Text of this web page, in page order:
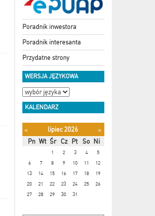
Poradnik inwestora
Poradnik interesanta
Przydatne strony
WERSJA JĘZYKOWA
KALENDARZ
« lipiec 2026
»
Pn Wt Śr Cz Pt So Ni
1 2 3 4
5
6
7 8 9 10 11
12
13
14 15 16 17 18
19
20
21 22 23 24 25
26
27
28 29 30 31